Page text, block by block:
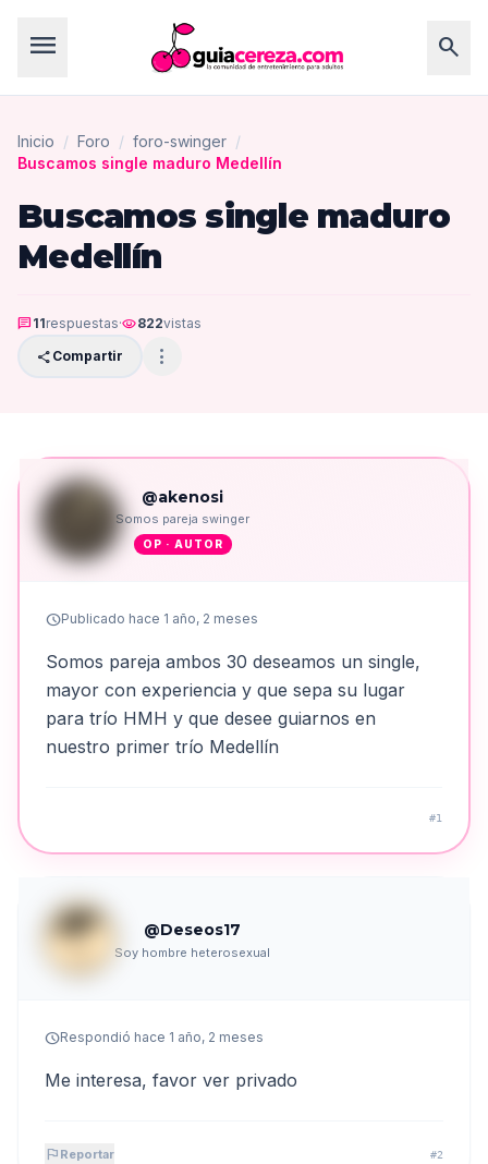
menu search
Inicio / Foro / foro-swinger /
Buscamos single maduro Medellín
Buscamos single maduro
Medellín
chat 11respuestas·visibility822vistas
share Compartir more_vert
@akenosi
Somos pareja swinger
OP · AUTOR
schedulePublicado hace 1 año, 2 meses
Somos pareja ambos 30 deseamos un single,
mayor con experiencia y que sepa su lugar
para trío HMH y que desee guiarnos en
nuestro primer trío Medellín
#1
@Deseos17
Soy hombre heterosexual
scheduleRespondió hace 1 año, 2 meses
Me interesa, favor ver privado
flag Reportar #2